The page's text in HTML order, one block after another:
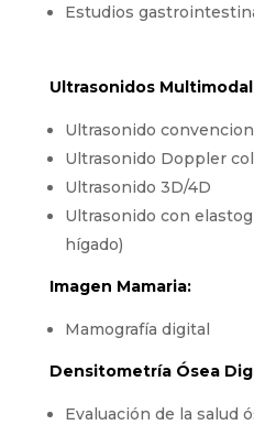
Estudios
Ultrasonidos
Ultrasonido
Ultrasonido Doppler
Ultrasonido 3D/4D
Ultrasonido con
hígado)
Imagen Mamaria:
Mamografía digital
Densitometría Ósea
Evaluación de la salud